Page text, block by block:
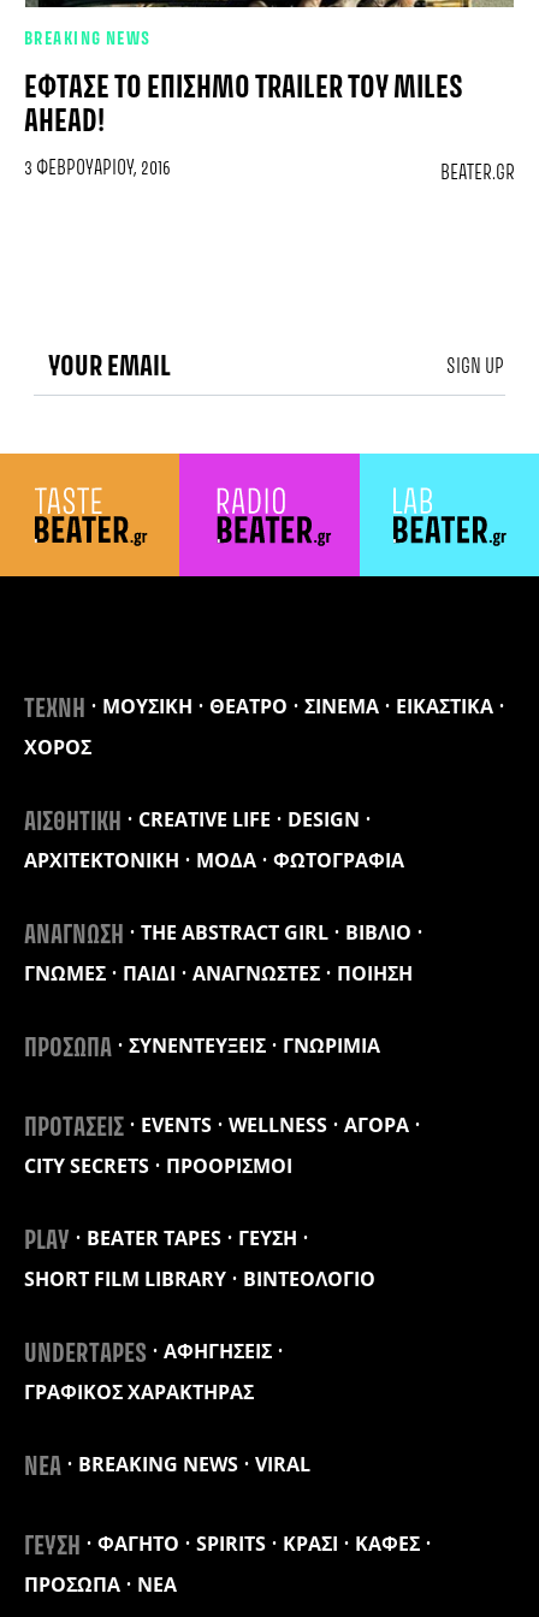
BREAKING NEWS
ΈΦΤΑΣΕ ΤΟ ΕΠΊΣΗΜΟ TRAILER ΤΟΥ MILES
AHEAD!
3 ΦΕΒΡΟΥΑΡΊΟΥ, 2016 BEATER.GR
ΤΕΧΝΗ ΜΟΥΣΙΚΗ ΘΕΑΤΡΟ ΣΙΝΕΜΑ
ΕΙΚΑΣΤΙΚΑ
ΧΟΡΟΣ
ΑΙΣΘΗΤΙΚΗ CREATIVE LIFE
DESIGN
ΑΡΧΙΤΕΚΤΟΝΙΚΗ
ΜΟΔΑ ΦΩΤΟΓΡΑΦΙΑ
ΑΝΑΓΝΩΣΗ THE ABSTRACT GIRL
ΒΙΒΛΙΟ
ΓΝΩΜΕΣ
ΠΑΙΔΙ ΑΝΑΓΝΩΣΤΕΣ ΠΟΙΗΣΗ
ΠΡΟΣΩΠΑ ΣΥΝΕΝΤΕΥΞΕΙΣ ΓΝΩΡΙΜΙΑ
ΠΡΟΤΑΣΕΙΣ EVENTS WELLNESS
ΑΓΟΡΑ
CITY SECRETS
ΠΡΟΟΡΙΣΜΟΙ
PLAY BEATER TAPES
ΓΕΥΣΗ
SHORT FILM LIBRARY
ΒΙΝΤΕΟΛΟΓΙΟ
UNDERTAPES
ΑΦΗΓΗΣΕΙΣ
ΓΡΑΦΙΚΟΣ ΧΑΡΑΚΤΗΡΑΣ
ΝΕΑ BREAKING NEWS VIRAL
ΓΕΥΣΗ ΦΑΓΗΤΟ SPIRITS ΚΡΑΣΙ
ΚΑΦΕΣ
ΠΡΟΣΩΠΑ
ΝΕΑ
SIGN UP